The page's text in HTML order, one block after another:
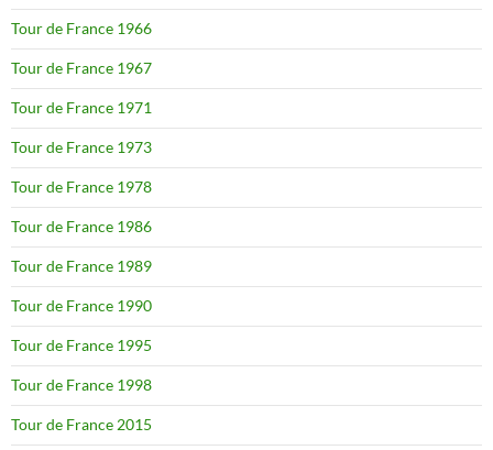
Tour de France 1966
Tour de France 1967
Tour de France 1971
Tour de France 1973
Tour de France 1978
Tour de France 1986
Tour de France 1989
Tour de France 1990
Tour de France 1995
Tour de France 1998
Tour de France 2015